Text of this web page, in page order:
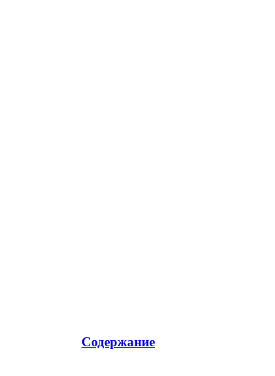
Содержание